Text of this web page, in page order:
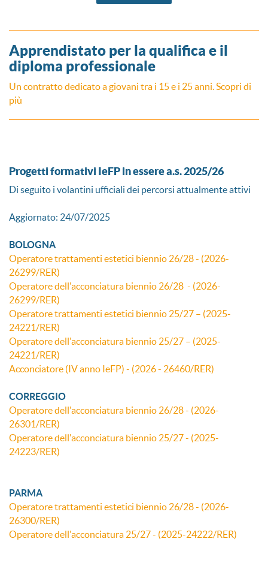
Apprendistato per la qualifica e il
diploma professionale
Un contratto dedicato a giovani tra i 15 e i 25 anni. Scopri di
più
Progetti formativi IeFP in essere a.s. 2025/26
Di seguito i volantini ufficiali dei percorsi attualmente attivi
Aggiornato: 24/07/2025
BOLOGNA
Operatore trattamenti estetici biennio 26/28 - (2026-
26299/RER)
Operatore dell'acconciatura biennio 26/28 - (2026-
26299/RER)
Operatore trattamenti estetici biennio 25/27 – (2025-
24221/RER)
Operatore dell'acconciatura biennio 25/27 – (2025-
24221/RER)
Acconciatore (IV anno IeFP) - (2026 - 26460/RER)
CORREGGIO
Operatore dell'acconciatura biennio 26/28 - (2026-
26301/RER)
Operatore dell'acconciatura biennio 25/27 - (2025-
24223/RER)
PARMA
Operatore trattamenti estetici biennio 26/28 - (2026-
26300/RER)
Operatore dell'acconciatura 25/27 - (2025-24222/RER)